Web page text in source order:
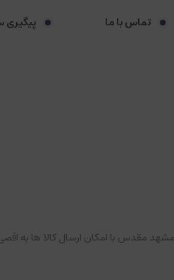
تماس با ما
مشهد مقدس با امکان ارسال کالا ها